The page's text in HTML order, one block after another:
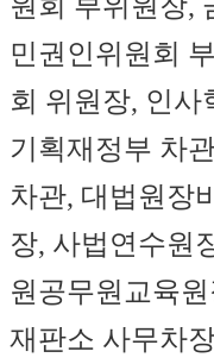
원회 부위원장,
민권인위원회
회 위원장, 인사
기획재정부 차
차관, 대법원장
장, 사법연수원
원공무원교육
재판소 사무차